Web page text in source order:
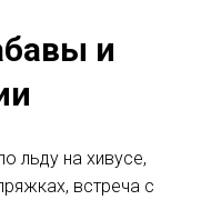
и
льду на хивусе,
встреча с